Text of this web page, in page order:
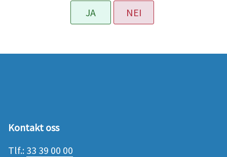
JA NEI
Kontakt oss
Tlf.: 33 39 00 00